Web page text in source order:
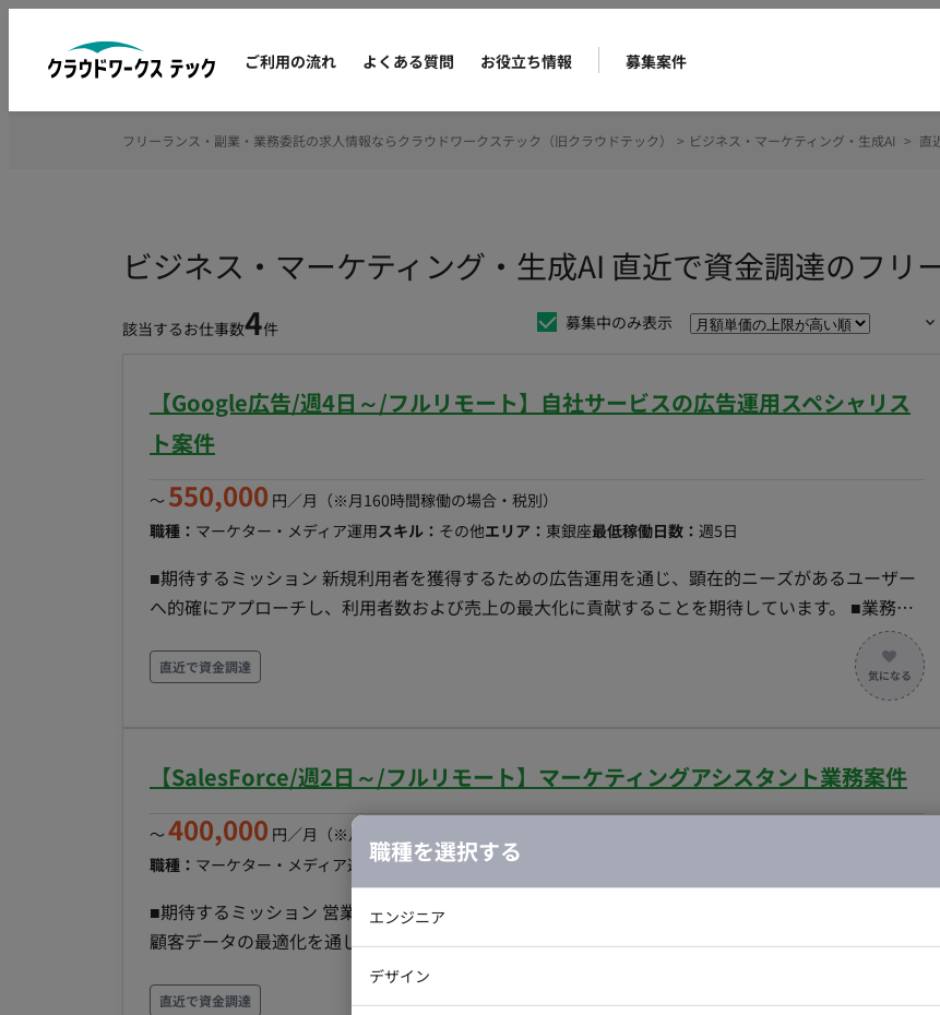
ご利用の流れ よくある質問 お役立ち情報 募集案件
ビジネス・マーケティング・生成AI 直近で資金調達のフリ
該当するお仕事数4件 募集中のみ表示
【Google広告/週4日～/フルリモート】自社サービスの広告運用スペシャリス
ト案件
〜 550,000 円／月 （※月160時間稼働の場合・税別）
職種： マーケター・メディア運用スキル： その他エリア： 東銀座最低稼働日数： 週5日
■期待するミッション 新規利用者を獲得するための広告運用を通じ、顕在的ニーズがあるユーザー
へ的確にアプローチし、利用者数および売上の最大化に貢献することを期待しています。 ■業務内
容・担当工程 リスティング広告（Google/Yahoo等）の運用をメインに、ご経験に応じてディスプ
レイ広告や動画広告の運用も担当いただきます。 【要件定義・設計・実装・テスト・保守運用】 ■
チーム体制 ・広告運用担当 ・マーケティングマネージャー （従業員数270名以上の規模感となり
働量：週3日〜5日（1日6時間〜8時間） ・リモート稼働：フルリモート（打ち合わせ等で出社可能
な方優遇） ・フレックス稼働：可能（1日6時間以上であれば時間帯は柔軟に対応可能）
直近で資金調達
【SalesForce/週2日～/フルリモート】マーケティングアシスタント業務案件
〜 400,000 円／月 （※月160時間稼働の場合・税別）
職種： マーケター・メディア運用スキル：その他エリア：
■期待するミッション 営業チームがアプローチするための「質の良い見込み客リスト」の作成や、
顧客データの最適化を通じて、マーケティング活動全体の効率化と最大化に貢献いただくことを期
ティング領域におけるオペレーション業務全般を担当いただきます。 ・SalesForce/Pardotを活用
直近で資金調達
職種を選択する
エンジニア
デザイン
フリーランス・副業・業務委託の求人情報ならクラウドワークステック（旧クラウドテック） > ビジネス・マーケティング・生成AI > 直